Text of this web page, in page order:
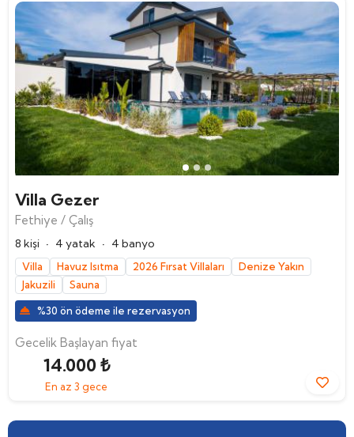
Villa Gezer
Fethiye / Çalış
8 kişi · 4 yatak · 4 banyo
Villa Havuz Isıtma 2026 Fırsat Villaları
Denize Yakın
Jakuzili
Sauna
%30 ön ödeme ile rezervasyon
Gecelik Başlayan fiyat
14.000 ₺
En az 3 gece